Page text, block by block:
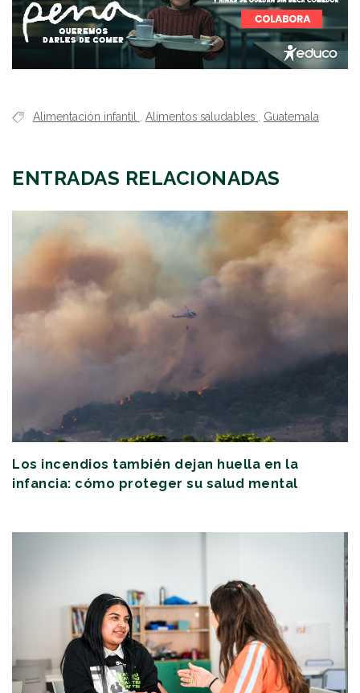
Alimentación infantil Alimentos saludables Guatemala
ENTRADAS RELACIONADAS
Los incendios también dejan huella en la
infancia: cómo proteger su salud mental